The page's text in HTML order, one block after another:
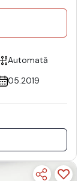
Automată
05.2019